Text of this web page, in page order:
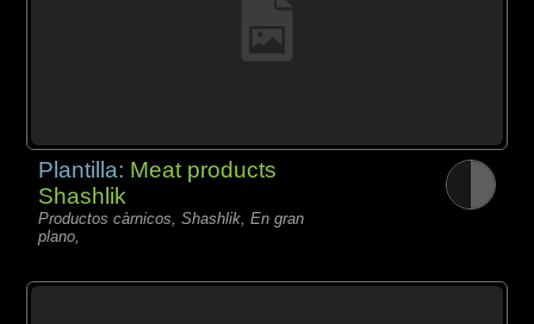
Plantilla: Meat products
Shashlik
Productos càrnicos, Shashlik, En gran
plano,